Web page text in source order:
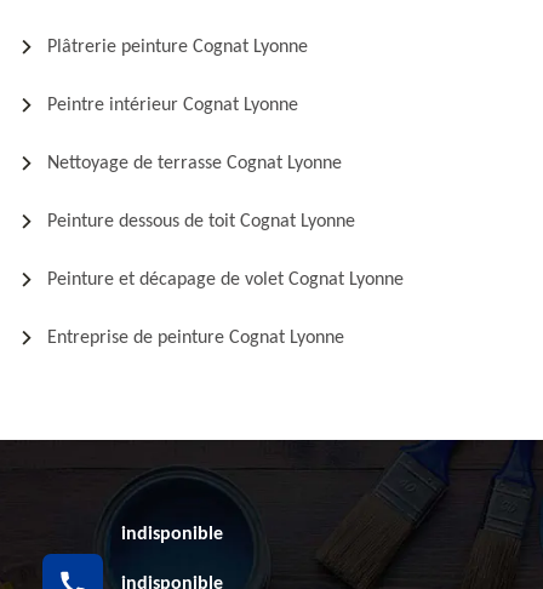
Plâtrerie peinture Cognat Lyonne
Peintre intérieur Cognat Lyonne
Nettoyage de terrasse Cognat Lyonne
Peinture dessous de toit Cognat Lyonne
Peinture et décapage de volet Cognat Lyonne
Entreprise de peinture Cognat Lyonne
indisponible
indisponible